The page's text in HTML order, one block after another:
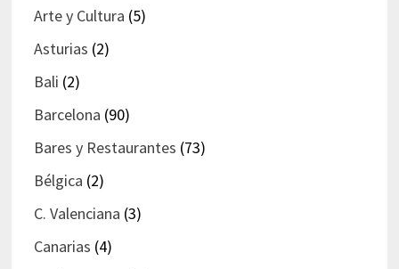
Arte y Cultura (5)
Asturias (2)
Bali (2)
Barcelona (90)
Bares y Restaurantes (73)
Bélgica (2)
C. Valenciana (3)
Canarias (4)